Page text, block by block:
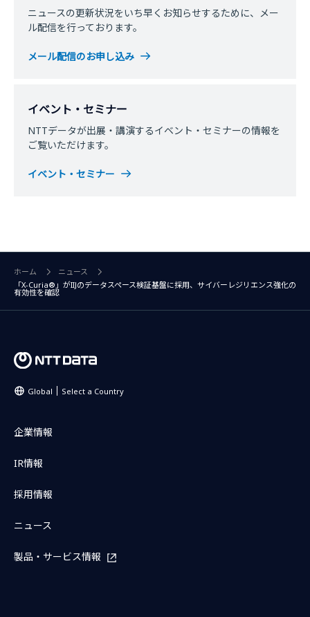
ニュースの更新状況をいち早くお知らせするために、メー
ル配信を行っております。
メール配信のお申し込み
イベント・セミナー
NTTデータが出展・講演するイベント・セミナーの情報を
ご覧いただけます。
イベント・セミナー
ホーム
ニュース
「X-Curia®」がIIJのデータスペース検証基盤に採用、サイバーレジリエンス強化の
有効性を確認
Global Select a Country
企業情報
IR情報
採用情報
ニュース
製品・サービス情報